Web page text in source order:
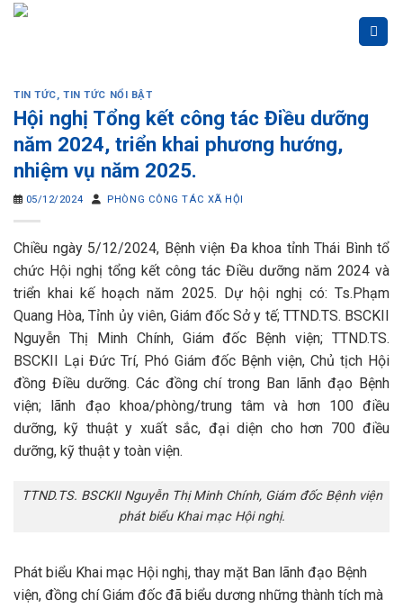
Skip
TIN TỨC,TIN TỨC NỔI BẬT
Hội nghị Tổng kết công tác Điều dưỡng
năm 2024, triển khai phương hướng,
nhiệm vụ năm 2025.
05/12/2024 PHÒNG CÔNG TÁC XÃ HỘI
Chiều ngày 5/12/2024, Bệnh viện Đa khoa tỉnh Thái Bình tổ
chức Hội nghị tổng kết công tác Điều dưỡng năm 2024 và
triển khai kế hoạch năm 2025. Dự hội nghị có: Ts.Phạm
Quang Hòa, Tỉnh ủy viên, Giám đốc Sở y tế; TTND.TS. BSCKII
Nguyễn Thị Minh Chính, Giám đốc Bệnh viện; TTND.TS.
BSCKII Lại Đức Trí, Phó Giám đốc Bệnh viện, Chủ tịch Hội
đồng Điều dưỡng. Các đồng chí trong Ban lãnh đạo Bệnh
viện; lãnh đạo khoa/phòng/trung tâm và hơn 100 điều
dưỡng, kỹ thuật y xuất sắc, đại diện cho hơn 700 điều
dưỡng, kỹ thuật y toàn viện.
TTND.TS. BSCKII Nguyễn Thị Minh Chính, Giám đốc Bệnh viện
phát biểu Khai mạc Hội nghị.
Phát biểu Khai mạc Hội nghị, thay mặt Ban lãnh đạo Bệnh
viện, đồng chí Giám đốc đã biểu dương những thành tích mà